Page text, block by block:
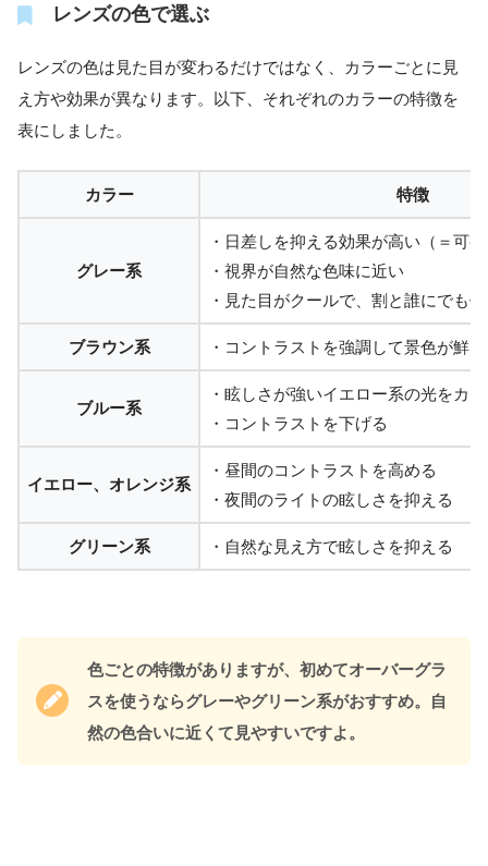
レンズの色で選ぶ
レンズの色は見た目が変わるだけではなく、カラーごとに見
え方や効果が異なります。以下、それぞれのカラーの特徴を
表にしました。
カラー 特徴
グレー系
・日差しを抑える効果が高い（＝可
・視界が自然な色味に近い
・見た目がクールで、割と誰にでも
ブラウン系 ・コントラストを強調して景色が鮮
ブルー系
・眩しさが強いイエロー系の光をカ
・コントラストを下げる
イエロー、オレンジ系
・昼間のコントラストを高める
・夜間のライトの眩しさを抑える
グリーン系 ・自然な見え方で眩しさを抑える
色ごとの特徴がありますが、初めてオーバーグラ
スを使うならグレーやグリーン系がおすすめ。自
然の色合いに近くて見やすいですよ。